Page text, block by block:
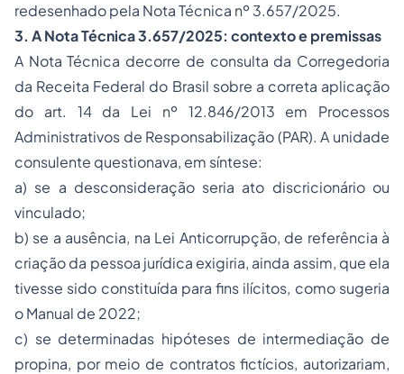
redesenhado pela Nota Técnica nº 3.657/2025.
3. A Nota Técnica 3.657/2025: contexto e premissas
A Nota Técnica decorre de consulta da Corregedoria
da Receita Federal do Brasil sobre a correta aplicação
do art. 14 da Lei nº 12.846/2013 em Processos
Administrativos de Responsabilização (PAR). A unidade
consulente questionava, em síntese:
a) se a desconsideração seria ato discricionário ou
vinculado;
b) se a ausência, na Lei Anticorrupção, de referência à
criaçãoda pessoa jurídica exigiria, ainda assim, que ela
tivesse sido constituída para fins ilícitos, como sugeria
o Manual de 2022;
c) se determinadas hipóteses de intermediação de
propina, por meio de contratos fictícios, autorizariam,